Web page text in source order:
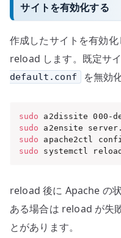
サイトを有効化する
作成したサイトを有効
reload します。既定サ
default.conf
を無効
sudo
sudo
sudo
sudo systemctl
reload 後に Apache の
ある場合は reload が失
とがあります。